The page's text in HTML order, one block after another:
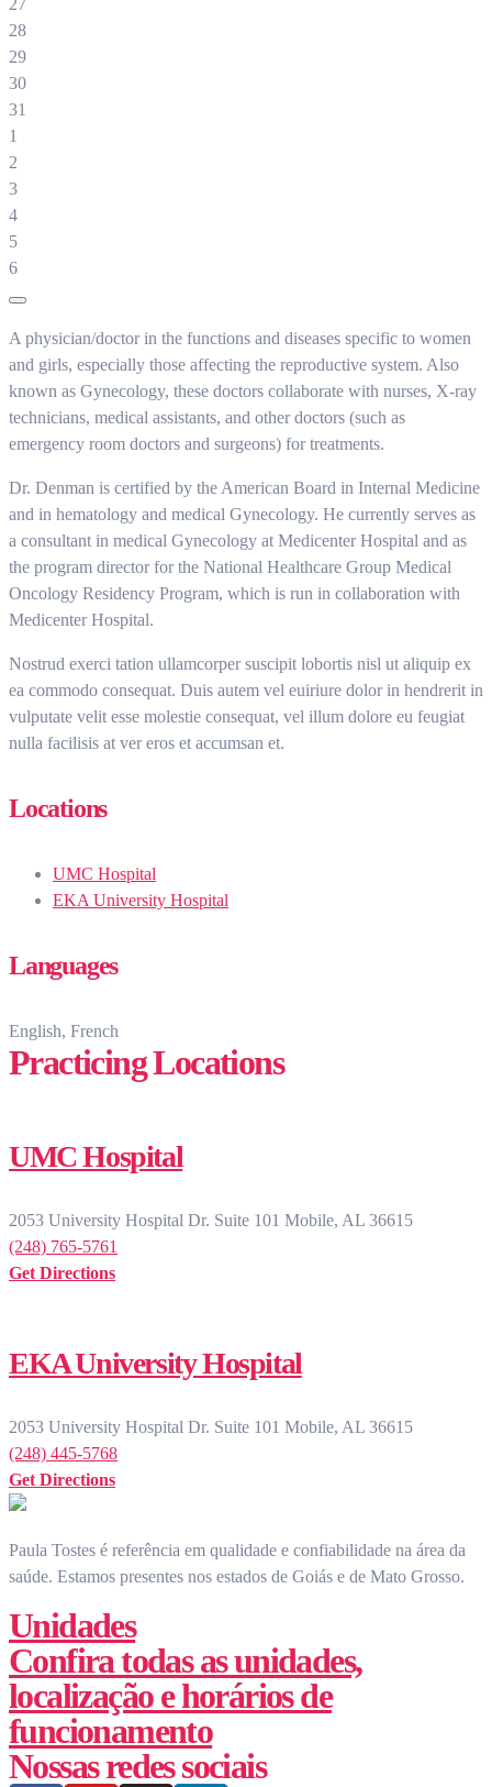
27
28
29
30
31
1
2
3
4
5
6
A physician/doctor in the functions and diseases specific to women
and girls, especially those affecting the reproductive system. Also
known as Gynecology, these doctors collaborate with nurses, X-ray
technicians, medical assistants, and other doctors (such as
emergency room doctors and surgeons) for treatments.
Dr. Denman is certified by the American Board in Internal Medicine
and in hematology and medical Gynecology. He currently serves as
a consultant in medical Gynecology at Medicenter Hospital and as
the program director for the National Healthcare Group Medical
Oncology Residency Program, which is run in collaboration with
Medicenter Hospital.
Nostrud exerci tation ullamcorper suscipit lobortis nisl ut aliquip ex
ea commodo consequat. Duis autem vel euiriure dolor in hendrerit in
vulputate velit esse molestie consequat, vel illum dolore eu feugiat
nulla facilisis at ver eros et accumsan et.
Locations
UMC Hospital
EKA University Hospital
Languages
English, French
Practicing Locations
UMC Hospital
2053 University Hospital Dr. Suite 101 Mobile, AL 36615
(248) 765-5761
Get Directions
EKA University Hospital
2053 University Hospital Dr. Suite 101 Mobile, AL 36615
(248) 445-5768
Get Directions
Paula Tostes é referência em qualidade e confiabilidade na área da
saúde. Estamos presentes nos estados de Goiás e de Mato Grosso.
Unidades
Confira todas as unidades,
localização e horários de
funcionamento
Nossas redes sociais